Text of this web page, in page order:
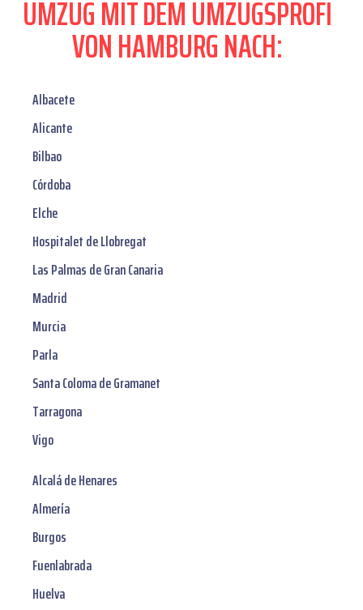
UMZUG MIT DEM UMZUGSPROFI
VON HAMBURG NACH:
Albacete
Alicante
Bilbao
Córdoba
Elche
Hospitalet de Llobregat
Las Palmas de Gran Canaria
Madrid
Murcia
Parla
Santa Coloma de Gramanet
Tarragona
Vigo
Alcalá de Henares
Almería
Burgos
Fuenlabrada
Huelva